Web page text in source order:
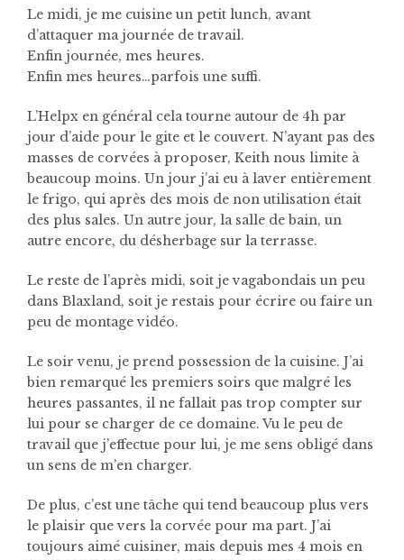
Le midi, je me cuisine un petit lunch, avant
d’attaquer ma journée de travail.
Enfin journée, mes heures.
Enfin mes heures…parfois une suffi.
L’Helpx en général cela tourne autour de 4h par
jour d’aide pour le gite et le couvert. N’ayant pas des
masses de corvées à proposer, Keith nous limite à
beaucoup moins. Un jour j’ai eu à laver entièrement
le frigo, qui après des mois de non utilisation était
des plus sales. Un autre jour, la salle de bain, un
autre encore, du désherbage sur la terrasse.
Le reste de l’après midi, soit je vagabondais un peu
dans Blaxland, soit je restais pour écrire ou faire un
peu de montage vidéo.
Le soir venu, je prend possession de la cuisine. J’ai
bien remarqué les premiers soirs que malgré les
heures passantes, il ne fallait pas trop compter sur
lui pour se charger de ce domaine. Vu le peu de
travail que j’effectue pour lui, je me sens obligé dans
un sens de m’en charger.
De plus, c’est une tâche qui tend beaucoup plus vers
le plaisir que vers la corvée pour ma part. J’ai
toujours aimé cuisiner, mais depuis mes 4 mois en